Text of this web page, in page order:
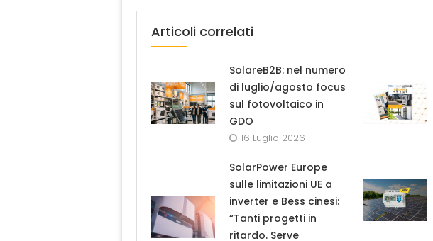
Articoli correlati
SolareB2B: nel numero
di luglio/agosto focus
sul fotovoltaico in
GDO
16 Luglio 2026
SolarPower Europe
sulle limitazioni UE a
inverter e Bess cinesi:
“Tanti progetti in
ritardo. Serve